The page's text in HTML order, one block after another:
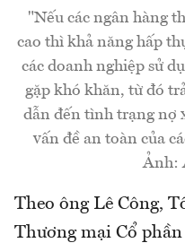
"Nếu các ngân hàng
cao thì khả năng hấp
các doanh nghiệp sử
gặp khó khăn, từ đó
dẫn đến tình trạng nợ
vấn đề an toàn của
Ảnh:
Theo ông Lê Công,
Thương mại Cổ